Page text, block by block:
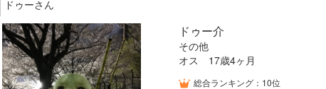
ドゥーさん
ドゥー介
その他
オス 17歳4ヶ月
総合ランキング：10位